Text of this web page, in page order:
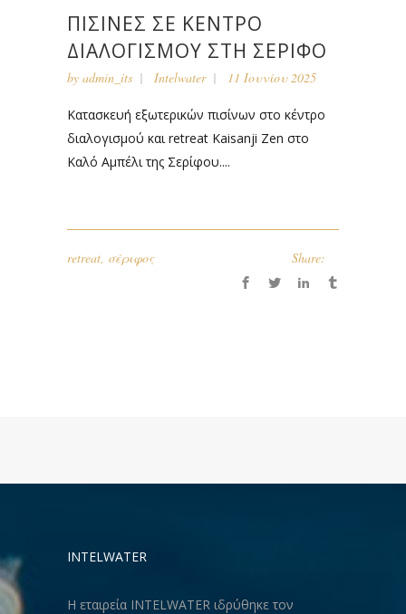
ΠΙΣΊΝΕΣ ΣΕ ΚΈΝΤΡΟ
ΔΙΑΛΟΓΙΣΜΟΎ ΣΤΗ ΣΈΡΙΦΟ
by admin_its Intelwater 11 Ιουνίου 2025
Κατασκευή εξωτερικών πισίνων στο κέντρο
διαλογισμού και retreat Kaisanji Zen στο
Καλό Αμπέλι της Σερίφου....
retreat σέριφος Share:
INTELWATER
Η εταιρεία INTELWATER ιδρύθηκε τον